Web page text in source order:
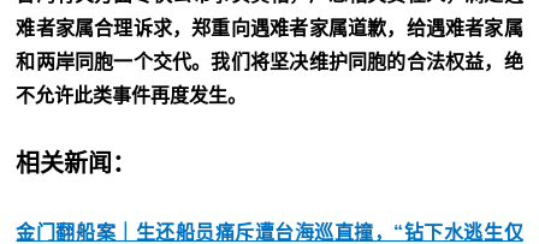
难者家属合理诉求，郑重向遇难者家属道歉，给遇难者家属
和两岸同胞一个交代。我们将坚决维护同胞的合法权益，绝
不允许此类事件再度发生。
相关新闻：
金门翻船案｜生还船员痛斥遭台海巡直撞，“钻下水逃生仅